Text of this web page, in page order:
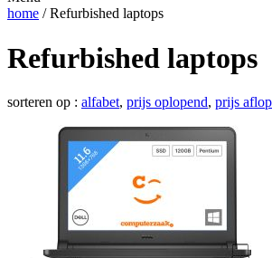
home / Refurbished laptops
Refurbished laptops
sorteren op : alfabet, prijs oplopend, prijs